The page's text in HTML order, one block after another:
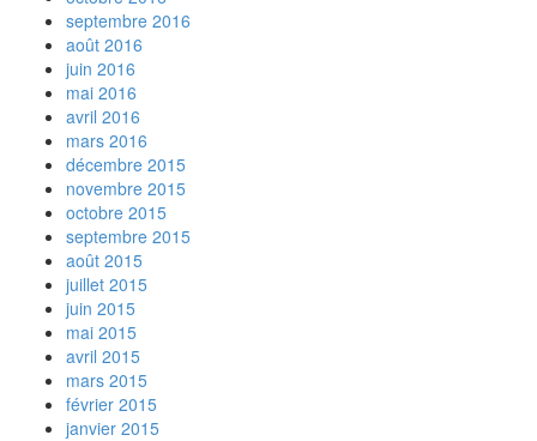
septembre 2016
août 2016
juin 2016
mai 2016
avril 2016
mars 2016
décembre 2015
novembre 2015
octobre 2015
septembre 2015
août 2015
juillet 2015
juin 2015
mai 2015
avril 2015
mars 2015
février 2015
janvier 2015